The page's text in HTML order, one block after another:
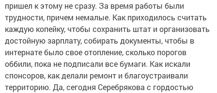
пришел к этому не сразу. За время работы были
трудности, причем немалые. Как приходилось считать
каждую копейку, чтобы сохранить штат и организовать
достойную зарплату, собирать документы, чтобы в
интернате было свое отопление, сколько порогов
оббили, пока не подписали все бумаги. Как искали
спонсоров, как делали ремонт и благоустраивали
территорию. Да, сегодня Серебрякова с гордостью